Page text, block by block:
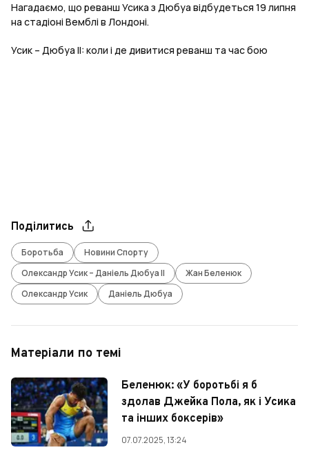
Нагадаємо, що реванш Усика з Дюбуа відбудеться 19 липня
на стадіоні Вемблі в Лондоні.
Усик – Дюбуа II: коли і де дивитися реванш та час бою
Поділитись
Боротьба
Новини Спорту
Олександр Усик – Даніель Дюбуа II
Жан Беленюк
Олександр Усик
Даніель Дюбуа
Матеріали по темі
Беленюк: «У боротьбі я б
здолав Джейка Пола, як і Усика
та інших боксерів»
07.07.2025, 13:24